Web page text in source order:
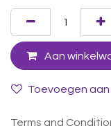
Aan
Toevoegen
Terms and